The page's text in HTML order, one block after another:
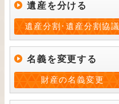
遺産を分ける
遺産分割･遺産分割協議
名義を変更する
財産の名義変更